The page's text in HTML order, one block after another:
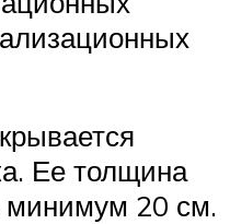
Ее толщина
минимум 20 см.